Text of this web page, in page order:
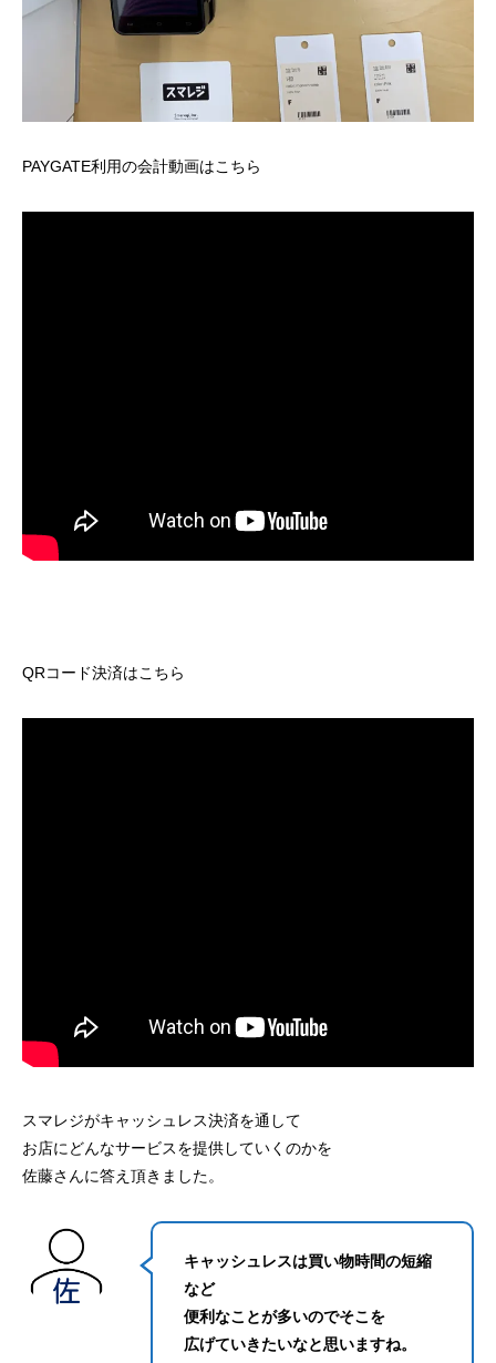
PAYGATE利用の会計動画はこちら
QRコード決済はこちら
スマレジがキャッシュレス決済を通して
お店にどんなサービスを提供していくのかを
佐藤さんに答え頂きました。
キャッシュレスは買い物時間の短縮
など
便利なことが多いのでそこを
広げていきたいなと思いますね。